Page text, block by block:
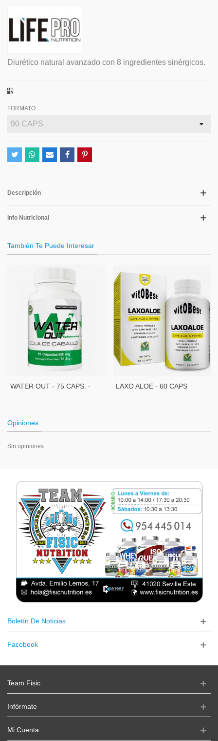
Diurético natural avanzado con 8 ingredientes sinérgicos.
FORMATO
Descripción
Info Nutricional
También Te Puede Interesar
WATER OUT - 75 CAPS. -
LAXO ALOE - 60 CAPS
Opiniones
Sin opiniones
Boletín De Noticias
Facebook
Team Fisic
Infórmate
Mi Cuenta